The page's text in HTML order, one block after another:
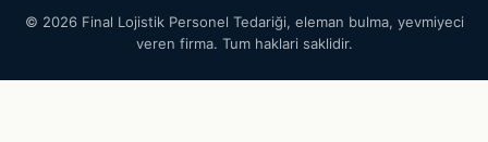
© 2026 Final Lojistik Personel Tedariği, eleman bulma, yevmiyeci
veren firma. Tum haklari saklidir.